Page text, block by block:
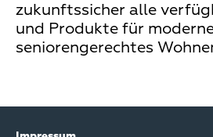
zukunftssicher alle
und Produkte für
seniorengerechtes